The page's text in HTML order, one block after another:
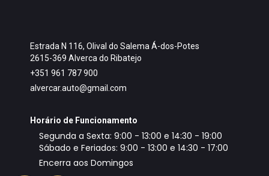
Estrada N 116, Olival do Salema Á-dos-Potes
2615-369 Alverca do Ribatejo
+351 961 787 900
alvercar.auto@gmail.com
Horário de Funcionamento
Segunda a Sexta: 9:00 - 13:00 e 14:30 - 19:00
Sábado e Feriados: 9:00 - 13:00 e 14:30 - 17:00
Encerra aos Domingos